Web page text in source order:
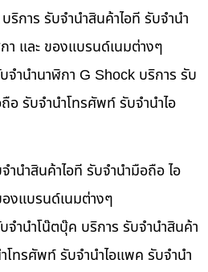
การ รับจำนำสินค้าไอที รับจำนำ
า และ ของแบรนด์เนมต่างๆ
ำนำนาฬิกา G Shock บริการ รับ
อ รับจำนำโทรศัพท์ รับจำนำไอ
นำสินค้าไอที รับจำนำมือถือ ไอ
งแบรนด์เนมต่างๆ
ำนำโน๊ตบุ๊ค บริการ รับจำนำสินค้า
โทรศัพท์ รับจำนำไอแพค รับจำนำ